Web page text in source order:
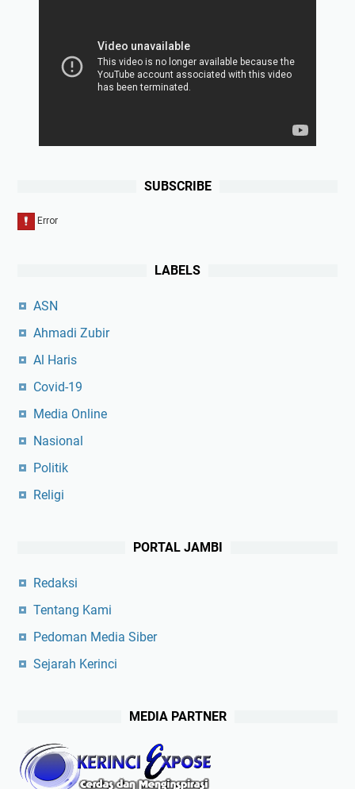
SUBSCRIBE
LABELS
ASN
Ahmadi Zubir
Al Haris
Covid-19
Media Online
Nasional
Politik
Religi
PORTAL JAMBI
Redaksi
Tentang Kami
Pedoman Media Siber
Sejarah Kerinci
MEDIA PARTNER